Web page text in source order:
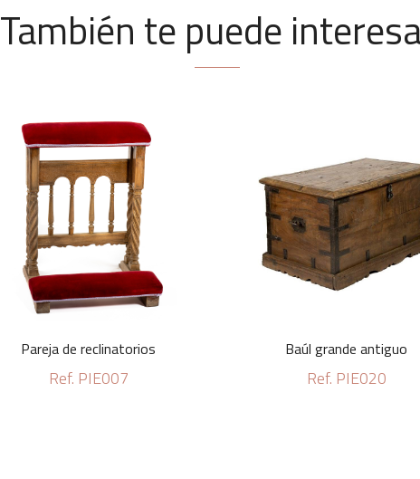
También te puede
Pareja de reclinatorios
Ref. PIE007
Baúl grande antiguo
Ref. PIE020